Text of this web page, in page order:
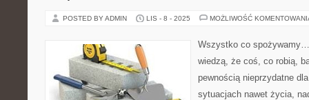
POSTED BY ADMIN LIS - 8 - 2025 MOŻLIWOŚĆ
Wszystko co
wiedzą, że coś, co robią,
pewnością nieprzydatne
sytuacjach nawet życia,